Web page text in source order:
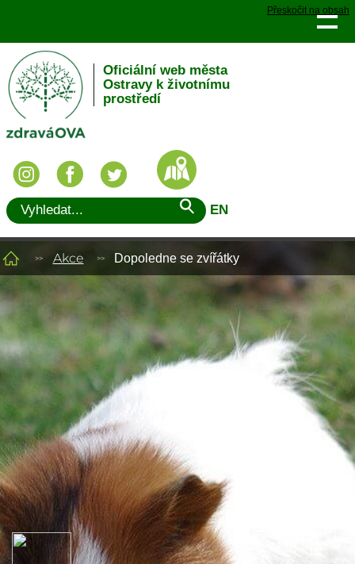
Přeskočit na obsah
Oficiální web města
Ostravy k životnímu
prostředí
EN
Akce Dopoledne se zvířátky